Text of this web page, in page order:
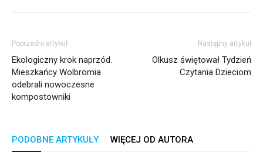
Poprzedni artykuł
Ekologiczny krok naprzód.
Mieszkańcy Wolbromia
odebrali nowoczesne
kompostowniki
Następny artykuł
Olkusz świętował Tydzień
Czytania Dzieciom
PODOBNE ARTYKUŁY WIĘCEJ OD AUTORA